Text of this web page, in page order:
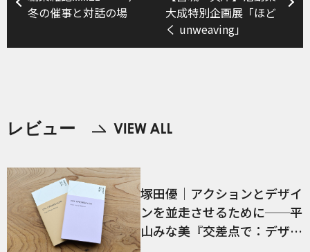
冬の催事と対話の場
大成特別企画展「ほど
く unweaving」
レビュー
塚田優｜アクションとデザイ
ンを並走させるために──平
山みな美『交差点で：デザイ